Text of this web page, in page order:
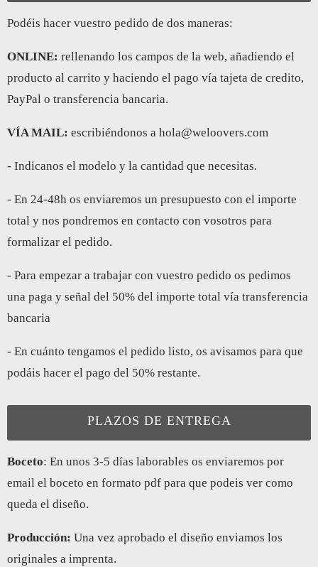
Podéis hacer vuestro pedido de dos maneras:
ONLINE: rellenando los campos de la web, añadiendo el
producto al carrito y haciendo el pago vía tajeta de credito,
PayPal o transferencia bancaria.
VÍA MAIL: escribiéndonos a hola@weloovers.com
- Indicanos el modelo y la cantidad que necesitas.
- En 24-48h os enviaremos un presupuesto con el importe
total y nos pondremos en contacto con vosotros para
formalizar el pedido.
- Para empezar a trabajar con vuestro pedido os pedimos
una paga y señal del 50% del importe total vía transferencia
bancaria
- En cuánto tengamos el pedido listo, os avisamos para que
podáis hacer el pago del 50% restante.
PLAZOS DE ENTREGA
Boceto: En unos 3-5 días laborables os enviaremos por
email el boceto en formato pdf para que podeis ver como
queda el diseño.
Producción: Una vez aprobado el diseño enviamos los
originales a imprenta.